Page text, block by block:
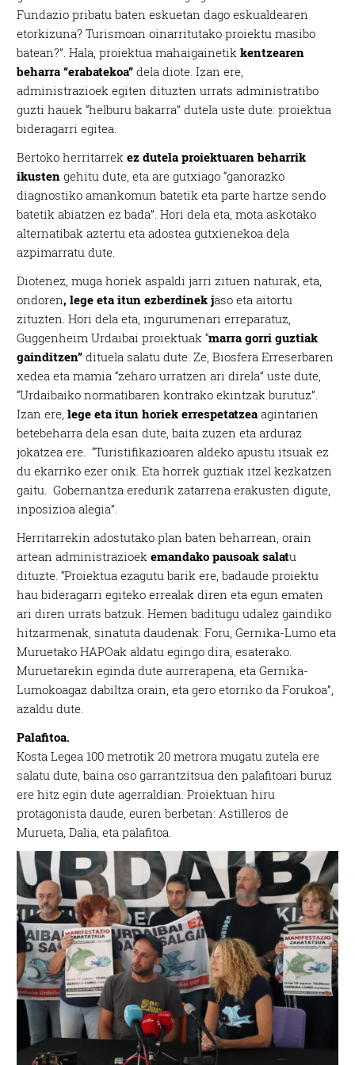
Fundazio pribatu baten eskuetan dago eskualdearen
etorkizuna? Turismoan oinarritutako proiektu masibo
batean?”. Hala, proiektua mahaigainetik kentzearen
beharra “erabatekoa” dela diote. Izan ere,
administrazioek egiten dituzten urrats administratibo
guzti hauek “helburu bakarra” dutela uste dute: proiektua
bideragarri egitea.
Bertoko herritarrekez dutela proiektuaren beharrik
ikusten gehitu dute, eta are gutxiago “ganorazko
diagnostiko amankomun batetik eta parte hartze sendo
batetik abiatzen ez bada”. Hori dela eta, mota askotako
alternatibak aztertu eta adostea gutxienekoa dela
azpimarratu dute.
Diotenez, muga horiek aspaldi jarri zituen naturak, eta,
ondoren, lege eta itun ezberdinek jaso eta aitortu
zituzten. Hori dela eta, ingurumenari erreparatuz,
Guggenheim Urdaibai proiektuak “marra gorri guztiak
gainditzen” dituela salatu dute. Ze, Biosfera Erreserbaren
xedea eta mamia “zeharo urratzen ari direla” uste dute,
“Urdaibaiko normatibaren kontrako ekintzak burutuz”.
Izan ere, lege eta itun horiek errespetatzea agintarien
betebeharra dela esan dute, baita zuzen eta arduraz
jokatzea ere. “Turistifikazioaren aldeko apustu itsuak ez
du ekarriko ezer onik. Eta horrek guztiak itzel kezkatzen
gaitu. Gobernantza eredurik zatarrena erakusten digute,
inposizioa alegia”.
Herritarrekin adostutako plan baten beharrean, orain
artean administrazioekemandako pausoak salatu
dituzte. “Proiektua ezagutu barik ere, badaude proiektu
hau bideragarri egiteko errealak diren eta egun ematen
ari diren urrats batzuk. Hemen baditugu udalez gaindiko
hitzarmenak, sinatuta daudenak: Foru, Gernika-Lumo eta
Muruetako HAPOak aldatu egingo dira, esaterako.
Muruetarekin eginda dute aurrerapena, eta Gernika-
Lumokoagaz dabiltza orain, eta gero etorriko da Forukoa”,
azaldu dute.
Palafitoa.
Kosta Legea 100 metrotik 20 metrora mugatu zutela ere
salatu dute, baina oso garrantzitsua den palafitoari buruz
ere hitz egin dute agerraldian. Proiektuan hiru
protagonista daude, euren berbetan: Astilleros de
Murueta, Dalia, eta palafitoa.